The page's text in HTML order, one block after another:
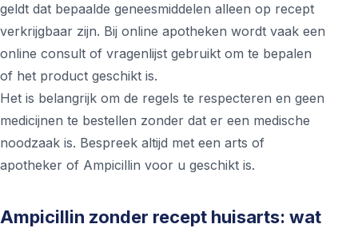
geldt dat bepaalde geneesmiddelen alleen op recept
verkrijgbaar zijn. Bij online apotheken wordt vaak een
online consult of vragenlijst gebruikt om te bepalen
of het product geschikt is.
Het is belangrijk om de regels te respecteren en geen
medicijnen te bestellen zonder dat er een medische
noodzaak is. Bespreek altijd met een arts of
apotheker of Ampicillin voor u geschikt is.
Ampicillin zonder recept huisarts: wat